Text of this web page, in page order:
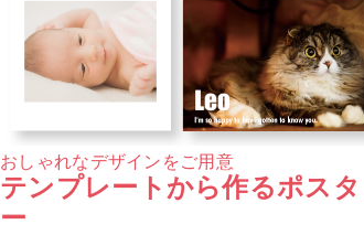
おしゃれなデザインをご用意
テンプレートから作るポスタ
ー